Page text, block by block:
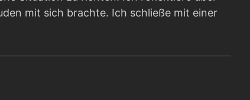
mit sich brachte. Ich schließe mit einer